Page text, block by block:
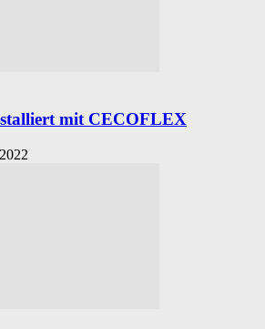
mit CECOFLEX